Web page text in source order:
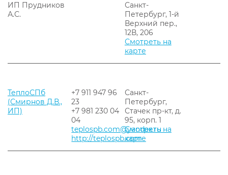
ИП Прудников
А.С.
Санкт-
Петербург, 1-й
Верхний пер.,
12В, 206
Смотреть на
карте
ТеплоСПб
(Смирнов Д.В.,
ИП)
+7 911 947 96
23
+7 981 230 04
04
teplospb.com@yandex.ru
http://teplospb.com
Санкт-
Петербург,
Стачек пр-кт, д.
95, корп. 1
Смотреть на
карте